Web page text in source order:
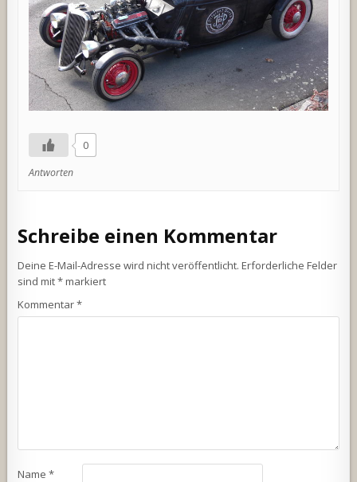
0
Antworten
Schreibe einen Kommentar
Deine E-Mail-Adresse wird nicht veröffentlicht. Erforderliche Felder
sind mit*markiert
Kommentar*
Name*